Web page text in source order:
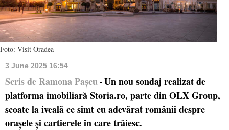
Foto: Visit Oradea
3 June 2025 16:54
Scris de Ramona Pașcu - Un nou sondaj realizat de
platforma imobiliară Storia.ro, parte din OLX Group,
scoate la iveală ce simt cu adevărat românii despre
orașele și cartierele în care trăiesc.